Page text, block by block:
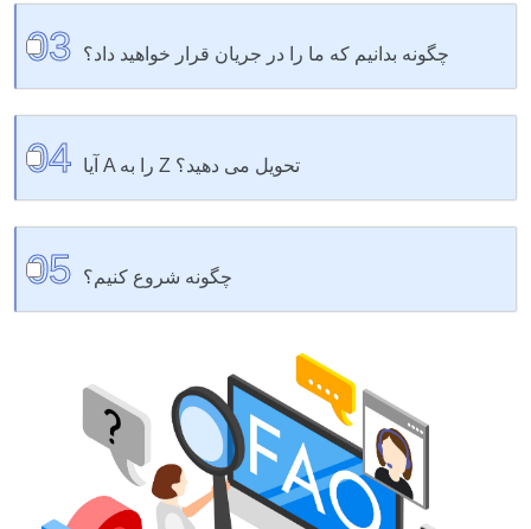
کاملاً - ما فکر می کنیم قبل از تصمیم گیری باید ببینید، لمس
03 چگونه بدانیم که ما را در جریان قرار خواهید داد؟
ما به‌روزرسانی‌ها، عکس‌ها و جدول زمانی صادقانه را برای شما
ارسال می‌کنیم - و همیشه یک شخص واقعی برای پاسخ به
04 آیا A را به Z تحویل می دهید؟
کاملا. ما حمل و نقل را سازماندهی می کنیم، امور گمرکی را
انجام می دهیم و محصولات را به انبار شما یا مستقیماً به
05 چگونه شروع کنیم؟